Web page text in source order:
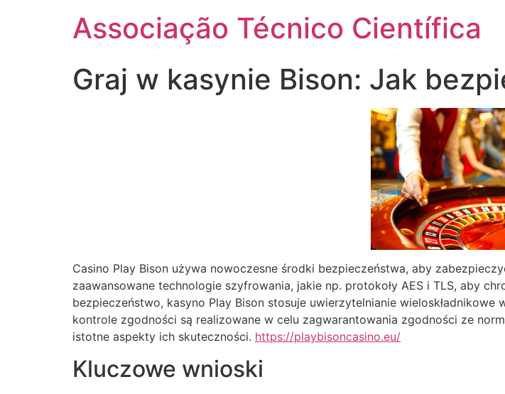
Associação Técnico Científica
Graj w kasynie Bison: Jak
Casino Play Bison używa nowoczesne środki bezpieczeństwa, aby
zaawansowane technologie szyfrowania, jakie np. protokoły AES i TLS, aby
bezpieczeństwo, kasyno Play Bison stosuje uwierzytelnianie
kontrole zgodności są realizowane w celu zagwarantowania zgodności ze
istotne aspekty ich skuteczności. https://playbisoncasino.eu/
Kluczowe wnioski